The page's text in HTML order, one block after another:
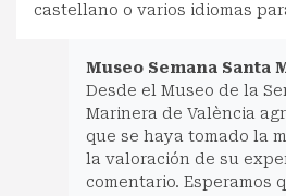
castellano o varios idiomas
Museo Semana Santa
Desde el Museo de la
Marinera de València
que se haya tomado la
la valoración de su
comentario. Esperamos